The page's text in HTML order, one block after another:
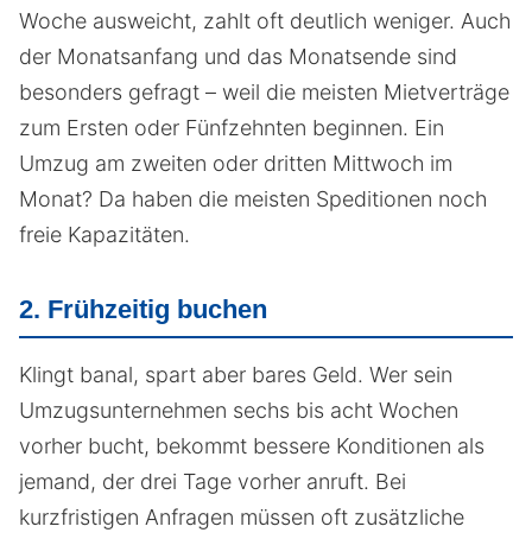
Woche ausweicht, zahlt oft deutlich weniger. Auch
der Monatsanfang und das Monatsende sind
besonders gefragt – weil die meisten Mietverträge
zum Ersten oder Fünfzehnten beginnen. Ein
Umzug am zweiten oder dritten Mittwoch im
Monat? Da haben die meisten Speditionen noch
freie Kapazitäten.
2. Frühzeitig buchen
Klingt banal, spart aber bares Geld. Wer sein
Umzugsunternehmen sechs bis acht Wochen
vorher bucht, bekommt bessere Konditionen als
jemand, der drei Tage vorher anruft. Bei
kurzfristigen Anfragen müssen oft zusätzliche